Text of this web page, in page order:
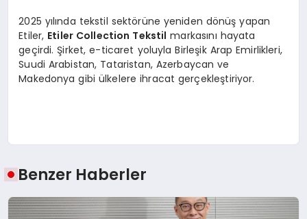
2025 yılında tekstil sektörüne yeniden dönüş yapan
Etiler, Etiler Collection Tekstil markasını hayata
geçirdi. Şirket, e-ticaret yoluyla Birleşik Arap Emirlikleri,
Suudi Arabistan, Tataristan, Azerbaycan ve
Makedonya gibi ülkelere ihracat gerçekleştiriyor.
Benzer Haberler